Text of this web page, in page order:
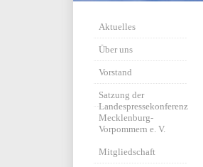
Aktuelles
Über uns
Vorstand
Satzung der
Landespressekonferenz
Mecklenburg-
Vorpommern e. V.
Mitgliedschaft